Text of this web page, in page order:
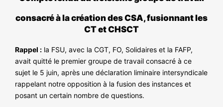
NOS ACTIONS
consacré à la création des CSA, fusionnant les
CT et CHSCT
Rappel : la FSU, avec la CGT, FO, Solidaires et la FAFP,
avait quitté le premier groupe de travail consacré à ce
sujet le 5 juin, après une déclaration liminaire intersyndicale
rappelant notre opposition à la fusion des instances et
posant un certain nombre de questions.